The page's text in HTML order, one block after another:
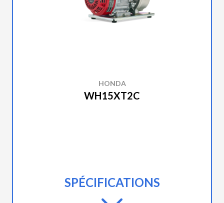
HONDA
WH15XT2C
SPÉCIFICATIONS